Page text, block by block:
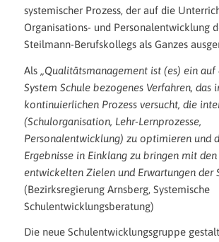
systemischer Prozess, der auf die
Organisations- und Personalentwicklung
Steilmann-Berufskollegs als Ganzes
Als „Qualitätsmanagement ist (es) ein auf
System Schule bezogenes Verfahren, das
kontinuierlichen Prozess versucht, die
(Schulorganisation, Lehr-Lernprozesse,
Personalentwicklung) zu optimieren und
Ergebnisse in Einklang zu bringen mit
entwickelten Zielen und Erwartungen der
(Bezirksregierung Arnsberg, Systemische
Schulentwicklungsberatung)
Die neue Schulentwicklungsgruppe